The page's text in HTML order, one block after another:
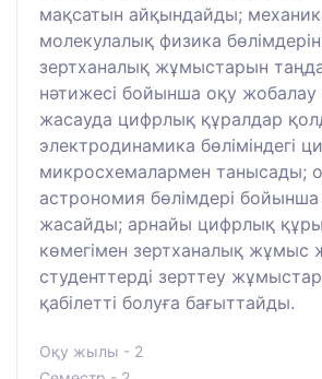
мақсатын айқындайды;
молекулалық физика
зертханалық жұмыстарын
нәтижесі бойынша оқу
жасауда цифрлық құралдар
электродинамика бөліміндегі
микросхемалармен танысады;
астрономия бөлімдері
жасайды; арнайы цифрлық
көмегімен зертханалық жұмыс
студенттерді зерттеу
қабілетті болуға бағыттайды.
Оқу жылы - 2